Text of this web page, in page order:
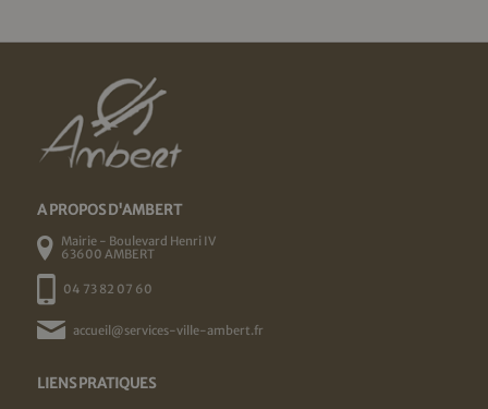
A PROPOS D'AMBERT
Mairie - Boulevard Henri IV
63600 AMBERT
04 73 82 07 60
accueil@services-ville-ambert.fr
LIENS PRATIQUES